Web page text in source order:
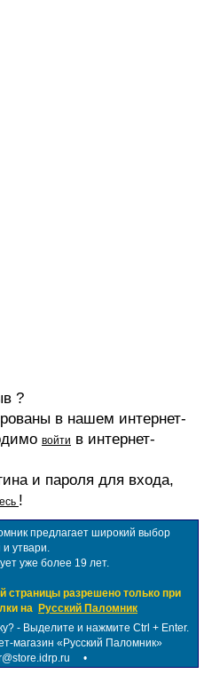
?
в нашем интернет-
войти в интернет-
и пароля для входа,
!
предлагает широкий выбор
утвари.
уже более 19 лет.
страницы разрешено только при
на Русский Паломник
- Выделите и нажмите Ctrl + Enter.
магазин «Русский Паломник»
•